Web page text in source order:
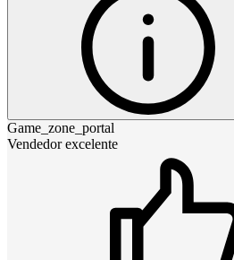
Game_zone_portal
Vendedor excelente